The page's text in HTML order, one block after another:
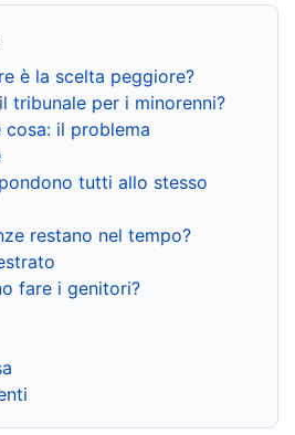
è la scelta peggiore?
tribunale per i minorenni?
il problema
tutti allo stesso
restano nel tempo?
fare i genitori?